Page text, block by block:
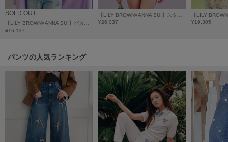
KEEN
キーン
LAATO
le coq sportif
ルコックスポルティフ
SOLD OUT
¥16,137
¥26,037
¥19,305
パンツの人気ランキング